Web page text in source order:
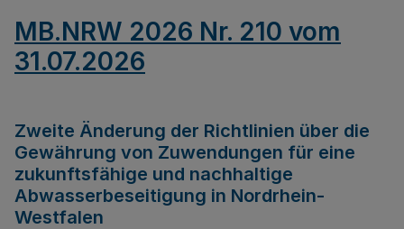
MB.NRW 2026 Nr. 210 vom
31.07.2026
Zweite Änderung der Richtlinien über die
Gewährung von Zuwendungen für eine
zukunftsfähige und nachhaltige
Abwasserbeseitigung in Nordrhein-
Westfalen